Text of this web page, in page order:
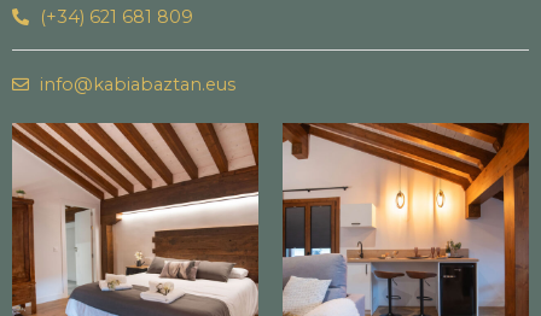
(+34) 621 681 809
info@kabiabaztan.eus